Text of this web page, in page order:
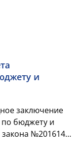
и
заключение
бюджету и
№201614-